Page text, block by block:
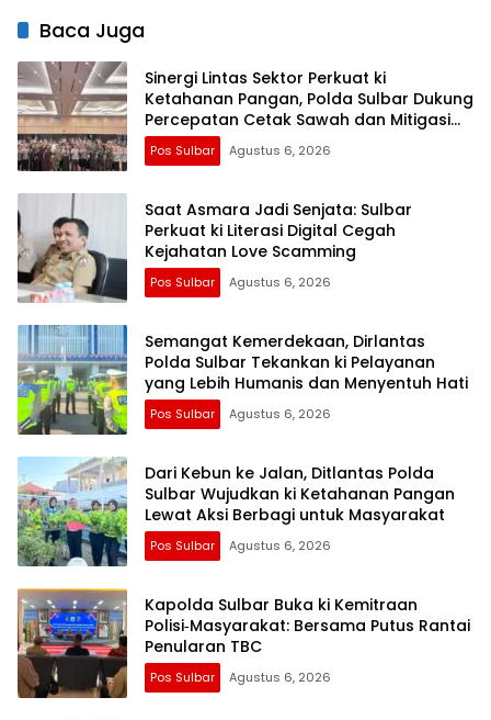
Baca Juga
Sinergi Lintas Sektor Perkuat ki
Ketahanan Pangan, Polda Sulbar Dukung
Percepatan Cetak Sawah dan Mitigasi
Kekeringan
Pos Sulbar Agustus 6, 2026
Saat Asmara Jadi Senjata: Sulbar
Perkuat ki Literasi Digital Cegah
Kejahatan Love Scamming
Pos Sulbar Agustus 6, 2026
Semangat Kemerdekaan, Dirlantas
Polda Sulbar Tekankan ki Pelayanan
yang Lebih Humanis dan Menyentuh Hati
Pos Sulbar Agustus 6, 2026
Dari Kebun ke Jalan, Ditlantas Polda
Sulbar Wujudkan ki Ketahanan Pangan
Lewat Aksi Berbagi untuk Masyarakat
Pos Sulbar Agustus 6, 2026
Kapolda Sulbar Buka ki Kemitraan
Polisi‑Masyarakat: Bersama Putus Rantai
Penularan TBC
Pos Sulbar Agustus 6, 2026